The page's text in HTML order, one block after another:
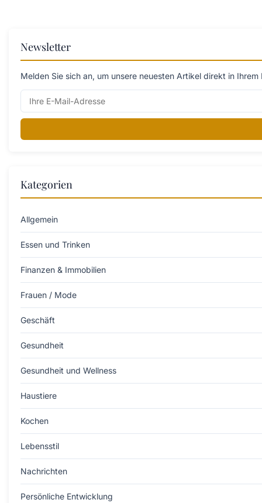
Newsletter
Melden Sie sich an, um unsere neuesten Artikel direkt in
Kategorien
Allgemein
Essen und Trinken
Finanzen & Immobilien
Frauen / Mode
Geschäft
Gesundheit
Gesundheit und Wellness
Haustiere
Kochen
Lebensstil
Nachrichten
Persönliche Entwicklung